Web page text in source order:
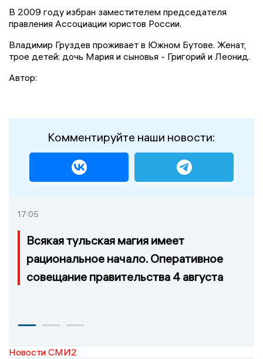
В 2009 году избран заместителем председателя
правления Ассоциации юристов России.
Владимир Груздев проживает в Южном Бутове. Женат,
трое детей: дочь Мария и сыновья - Григорий и Леонид.
Автор:
Комментируйте наши новости:
17:05
Всякая тульская магия имеет
рациональное начало. Оперативное
совещание правительства 4 августа
Новости СМИ2